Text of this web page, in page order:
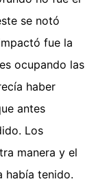
se notó
fue la
ocupando las
haber
antes
Los
manera y el
había tenido.